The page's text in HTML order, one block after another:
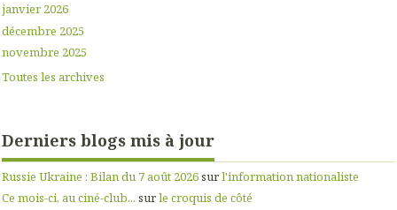
janvier 2026
décembre 2025
novembre 2025
Toutes les archives
Derniers blogs mis à jour
Russie Ukraine : Bilan du 7 août 2026surl'information nationaliste
Ce mois-ci, au ciné-club... surle croquis de côté